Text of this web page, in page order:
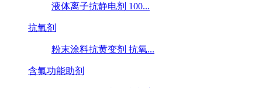
液体离子抗静电剂 100...
抗氧剂
粉末涂料抗黄变剂 抗氧...
含氟功能助剂